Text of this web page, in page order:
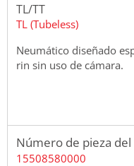
TL/TT
TL (Tubeless)
Neumático diseñado
rin sin uso de cámara.
Número de pieza
15508580000